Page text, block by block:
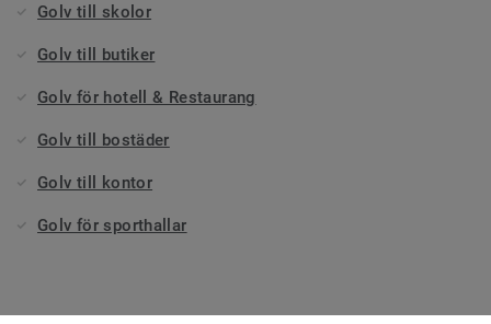
Golv till skolor
Golv till butiker
Golv för hotell & Restaurang
Golv till bostäder
Golv till kontor
Golv för sporthallar